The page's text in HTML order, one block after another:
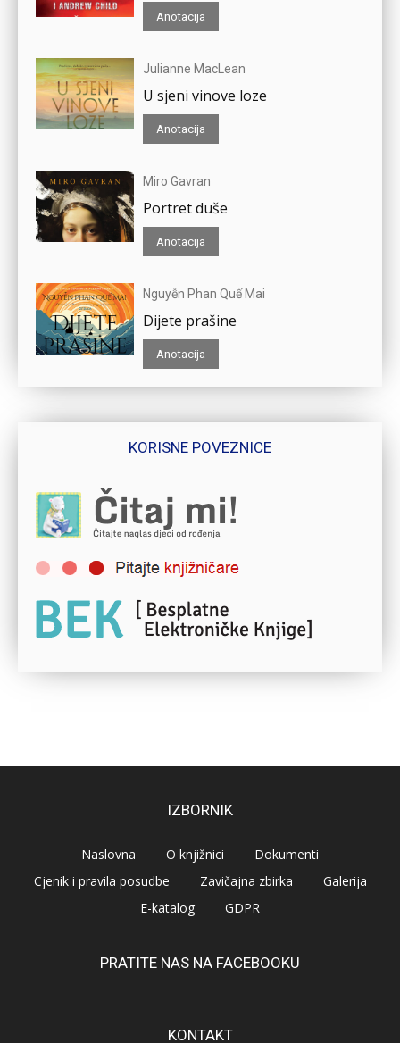
Anotacija
Julianne MacLean
U sjeni vinove loze
Anotacija
Miro Gavran
Portret duše
Anotacija
Nguyễn Phan Quế Mai
Dijete prašine
Anotacija
KORISNE POVEZNICE
IZBORNIK
Naslovna O knjižnici
Dokumenti
Cjenik i pravila posudbe
Zavičajna zbirka
Galerija
E-katalog
GDPR
PRATITE NAS NA FACEBOOKU
KONTAKT